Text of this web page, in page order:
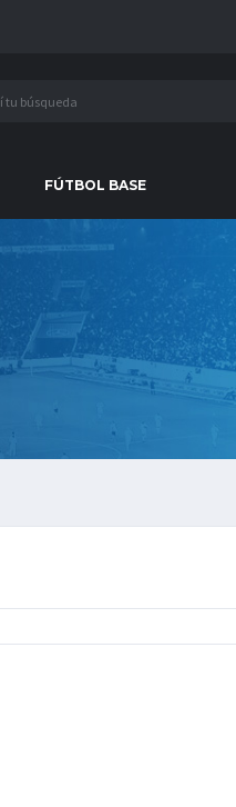
FÚTBOL BASE